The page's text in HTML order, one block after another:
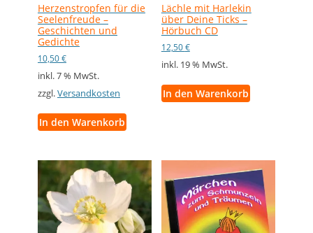
Herzenstropfen für die
Seelenfreude –
Geschichten und
Gedichte
10,50€
inkl. 7 % MwSt.
zzgl.Versandkosten
In den Warenkorb
Lächle mit Harlekin
über Deine Ticks –
Hörbuch CD
12,50€
inkl. 19 % MwSt.
In den Warenkorb